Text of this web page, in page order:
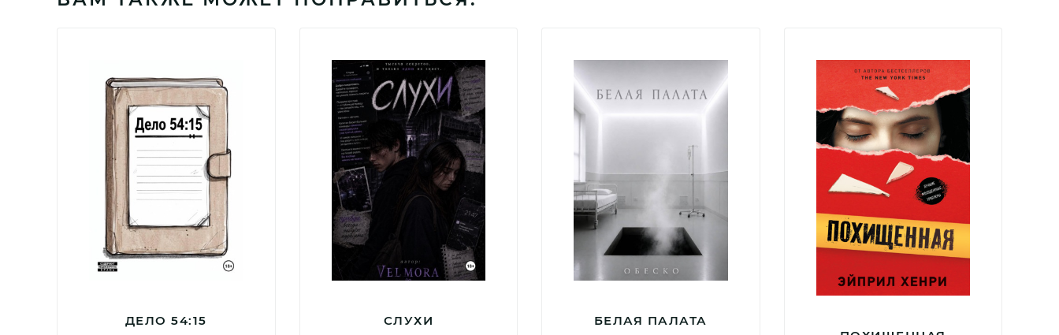
ДЕЛО 54:15 СЛУХИ БЕЛАЯ ПАЛАТА